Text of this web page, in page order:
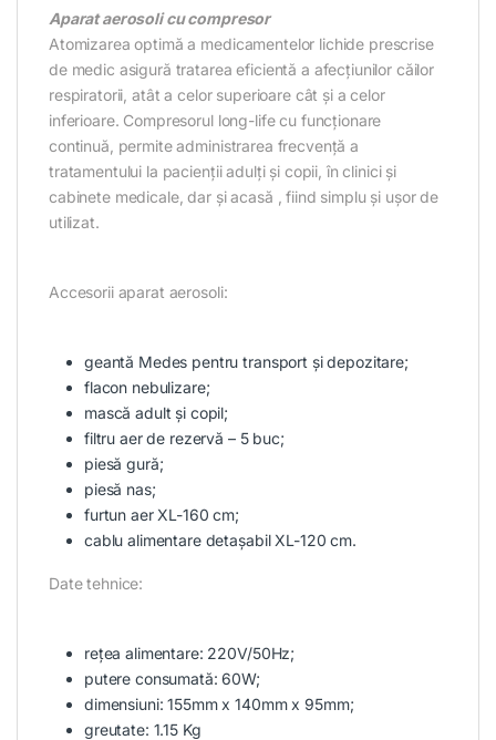
Aparat aerosoli cu compresor
Atomizarea optimă a medicamentelor lichide prescrise
de medic asigură tratarea eficientă a afecțiunilor căilor
respiratorii, atât a celor superioare cât și a celor
inferioare. Compresorul long-life cu funcționare
continuă, permite administrarea frecvență a
tratamentului la pacienții adulți și copii, în clinici și
cabinete medicale, dar și acasă , fiind simplu și ușor de
utilizat.
Accesorii aparat aerosoli:
geantă Medes pentru transport și depozitare;
flacon nebulizare;
mască adult și copil;
filtru aer de rezervă – 5 buc;
piesă gură;
piesă nas;
furtun aer XL-160 cm;
cablu alimentare detașabil XL-120 cm.
Date tehnice:
rețea alimentare: 220V/50Hz;
putere consumată: 60W;
dimensiuni: 155mm x 140mm x 95mm;
greutate: 1.15 Kg